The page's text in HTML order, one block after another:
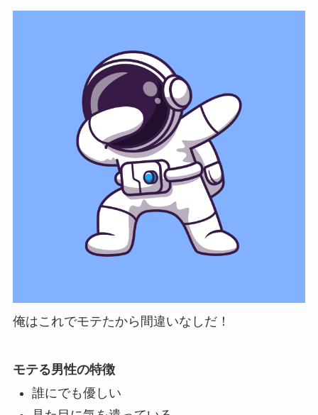
俺はこれでモテたから間違いなしだ！
モテる男性の特徴
誰にでも優しい